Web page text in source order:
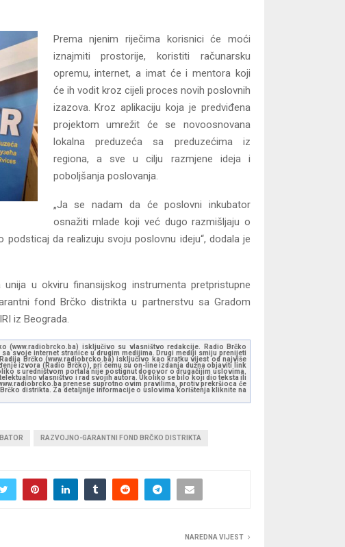
Prema njenim riječima korisnici će moći
iznajmiti prostorije, koristiti računarsku
opremu, internet, a imat će i mentora koji
će ih vodit kroz cijeli proces novih poslovnih
izazova. Kroz aplikaciju koja je predviđena
projektom umrežit će se novoosnovana
lokalna preduzeća sa preduzećima iz
regiona, a sve u cilju razmjene ideja i
poboljšanja poslovanja.
„Ja se nadam da će poslovni inkubator
osnažiti mlade koji već dugo razmišljaju o
da realizuju svoju poslovnu ideju“, dodala je
unija u okviru finansijskog instrumenta pretpristupne
fond Brčko distrikta u partnerstvu sa Gradom
iz Beograda.
(www.radiobrcko.ba) isključivo su vlasništvo redakcije. Radio Brčko
svoje internet stranice u drugim medijima. Drugi mediji smiju prenijeti
Brčko (www.radiobrcko.ba) isključivo kao kratku vijest od najviše
izvora (Radio Brčko), pri čemu su on-line izdanja dužna objaviti link
s uredništvom portala nije postignut dogovor o drugačijim uslovima.
vlasništvo i rad svojih autora. Ukoliko se bilo koji dio teksta ili
prenese suprotno ovim pravilima, protiv prekršioca će
distrikta. Za detaljnije informacije o uslovima korištenja kliknite na
RAZVOJNO-GARANTNI FOND BRČKO DISTRIKTA
NAREDNA VIJEST